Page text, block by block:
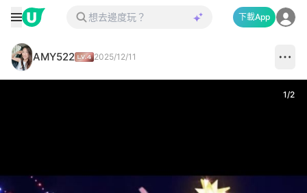
下載App
AMY522 2025/12/11
1/2